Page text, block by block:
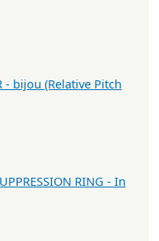
- bijou (Relative Pitch
RING - In